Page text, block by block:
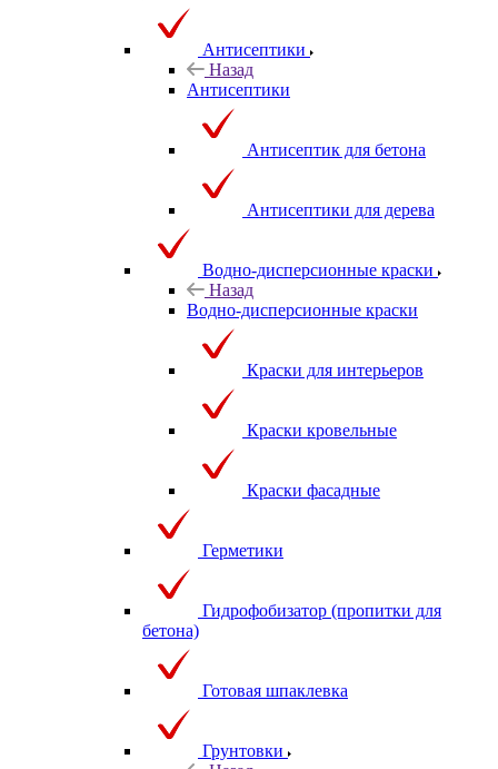
Антисептики
Назад
Антисептики
Антисептик для бетона
Антисептики для дерева
Водно-дисперсионные краски
Назад
Водно-дисперсионные краски
Краски для интерьеров
Краски кровельные
Краски фасадные
Герметики
Гидрофобизатор (пропитки для
бетона)
Готовая шпаклевка
Грунтовки